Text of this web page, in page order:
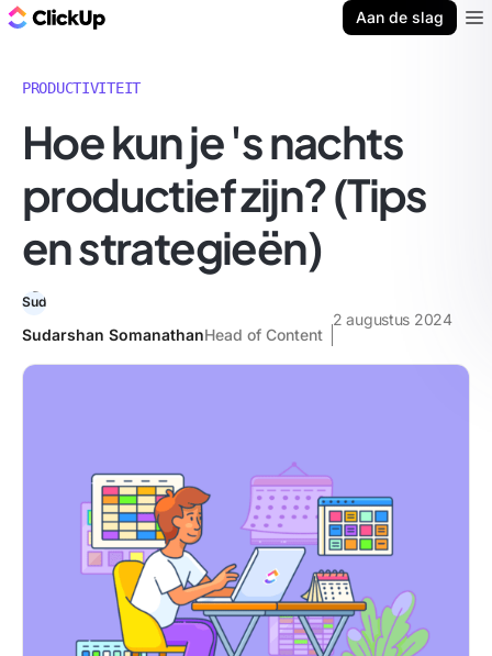
Aan de slag
PRODUCTIVITEIT
Hoe kun je 's nachts
productief zijn? (Tips
en strategieën)
Sudarshan SomanathanHead of Content
2 augustus 2024